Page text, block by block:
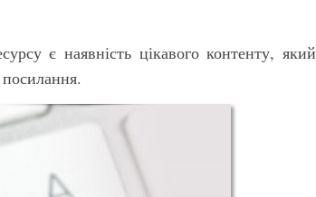
є наявність цікавого контенту, який